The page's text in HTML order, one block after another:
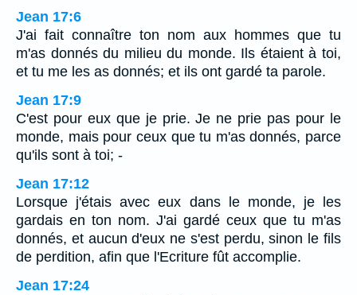
Jean 17:6
J'ai fait connaître ton nom aux hommes que tu
m'as donnés du milieu du monde. Ils étaient à toi,
et tu me les as donnés; et ils ont gardé ta parole.
Jean 17:9
C'est pour eux que je prie. Je ne prie pas pour le
monde, mais pour ceux que tu m'as donnés, parce
qu'ils sont à toi; -
Jean 17:12
Lorsque j'étais avec eux dans le monde, je les
gardais en ton nom. J'ai gardé ceux que tu m'as
donnés, et aucun d'eux ne s'est perdu, sinon le fils
de perdition, afin que l'Ecriture fût accomplie.
Jean 17:24